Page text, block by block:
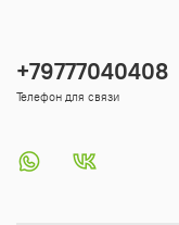
+79777040408
Телефон для связи